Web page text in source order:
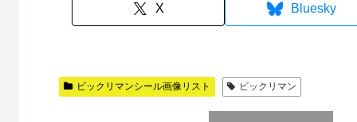
X Bluesky
ビックリマンシール画像リスト ビックリマン